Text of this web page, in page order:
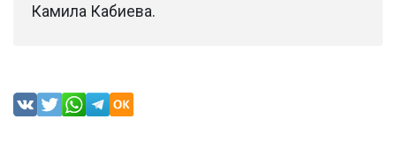
Камила Кабиева.